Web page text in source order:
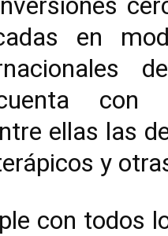
en
con
ellas las
y
con todos